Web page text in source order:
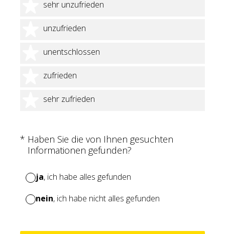
sehr unzufrieden
1 Stern
unzufrieden
2 Sterne
unentschlossen
3 Sterne
zufrieden
4 Sterne
sehr zufrieden
5 Sterne
* Haben Sie die von Ihnen gesuchten
Informationen gefunden?
(Erforderlich.)
ja, ich habe alles gefunden
nein, ich habe nicht alles gefunden